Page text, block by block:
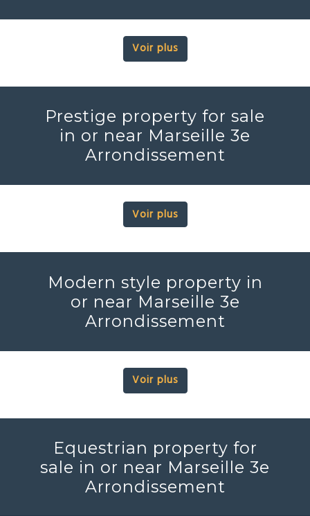
Voir plus
Prestige property for sale
in or near Marseille 3e
Arrondissement
Voir plus
Modern style property in
or near Marseille 3e
Arrondissement
Voir plus
Equestrian property for
sale in or near Marseille 3e
Arrondissement